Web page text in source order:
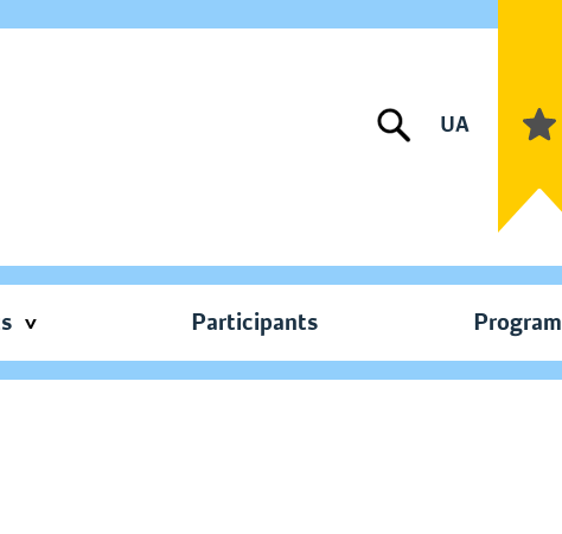
UA
Participants Program